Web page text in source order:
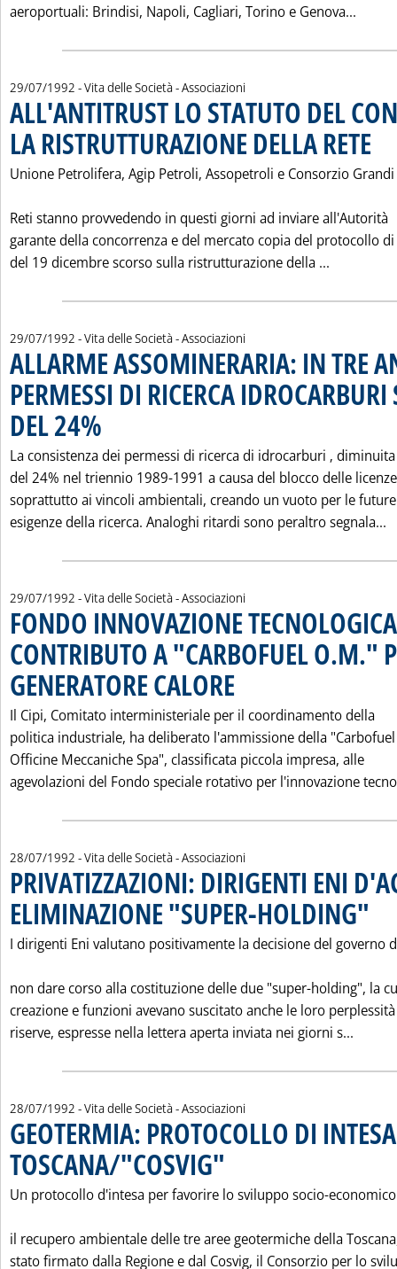
aeroportuali: Brindisi, Napoli, Cagliari, Torino e Genova...
29/07/1992 - Vita delle Società - Associazioni
ALL'ANTITRUST LO STATUTO DEL
LA RISTRUTTURAZIONE DELLA RETE
Unione Petrolifera, Agip Petroli, Assopetroli e Consorzio Grandi
Reti stanno provvedendo in questi giorni ad inviare all'Autorità
garante della concorrenza e del mercato copia del protocollo
del 19 dicembre scorso sulla ristrutturazione della ...
29/07/1992 - Vita delle Società - Associazioni
ALLARME ASSOMINERARIA: IN TRE
PERMESSI DI RICERCA IDROCARBURI
DEL 24%
La consistenza dei permessi di ricerca di idrocarburi ‚ diminuita
del 24% nel triennio 1989-1991 a causa del blocco delle
soprattutto ai vincoli ambientali, creando un vuoto per le future
esigenze della ricerca. Analoghi ritardi sono peraltro segnala...
29/07/1992 - Vita delle Società - Associazioni
FONDO INNOVAZIONE
CONTRIBUTO A "CARBOFUEL O.M."
GENERATORE CALORE
Il Cipi, Comitato interministeriale per il coordinamento della
politica industriale, ha deliberato l'ammissione della "Carbofuel
Officine Meccaniche Spa", classificata piccola impresa, alle
agevolazioni del Fondo speciale rotativo per l'innovazione
28/07/1992 - Vita delle Società - Associazioni
PRIVATIZZAZIONI: DIRIGENTI ENI
ELIMINAZIONE "SUPER-HOLDING"
I dirigenti Eni valutano positivamente la decisione del governo
non dare corso alla costituzione delle due "super-holding", la
creazione e funzioni avevano suscitato anche le loro
riserve, espresse nella lettera aperta inviata nei giorni s...
28/07/1992 - Vita delle Società - Associazioni
GEOTERMIA: PROTOCOLLO DI
TOSCANA/"COSVIG"
Un protocollo d'intesa per favorire lo sviluppo socio-
il recupero ambientale delle tre aree geotermiche della
stato firmato dalla Regione e dal Cosvig, il Consorzio per lo